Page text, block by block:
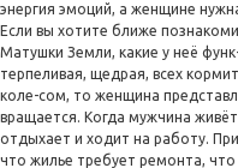
энергия эмоций, а женщине
Если вы хотите ближе
Матушки Земли, какие у неё
терпеливая, щедрая, всех
коле-сом, то женщина
вращается. Когда мужчина
отдыхает и ходит на работу.
что жилье требует ремонта,